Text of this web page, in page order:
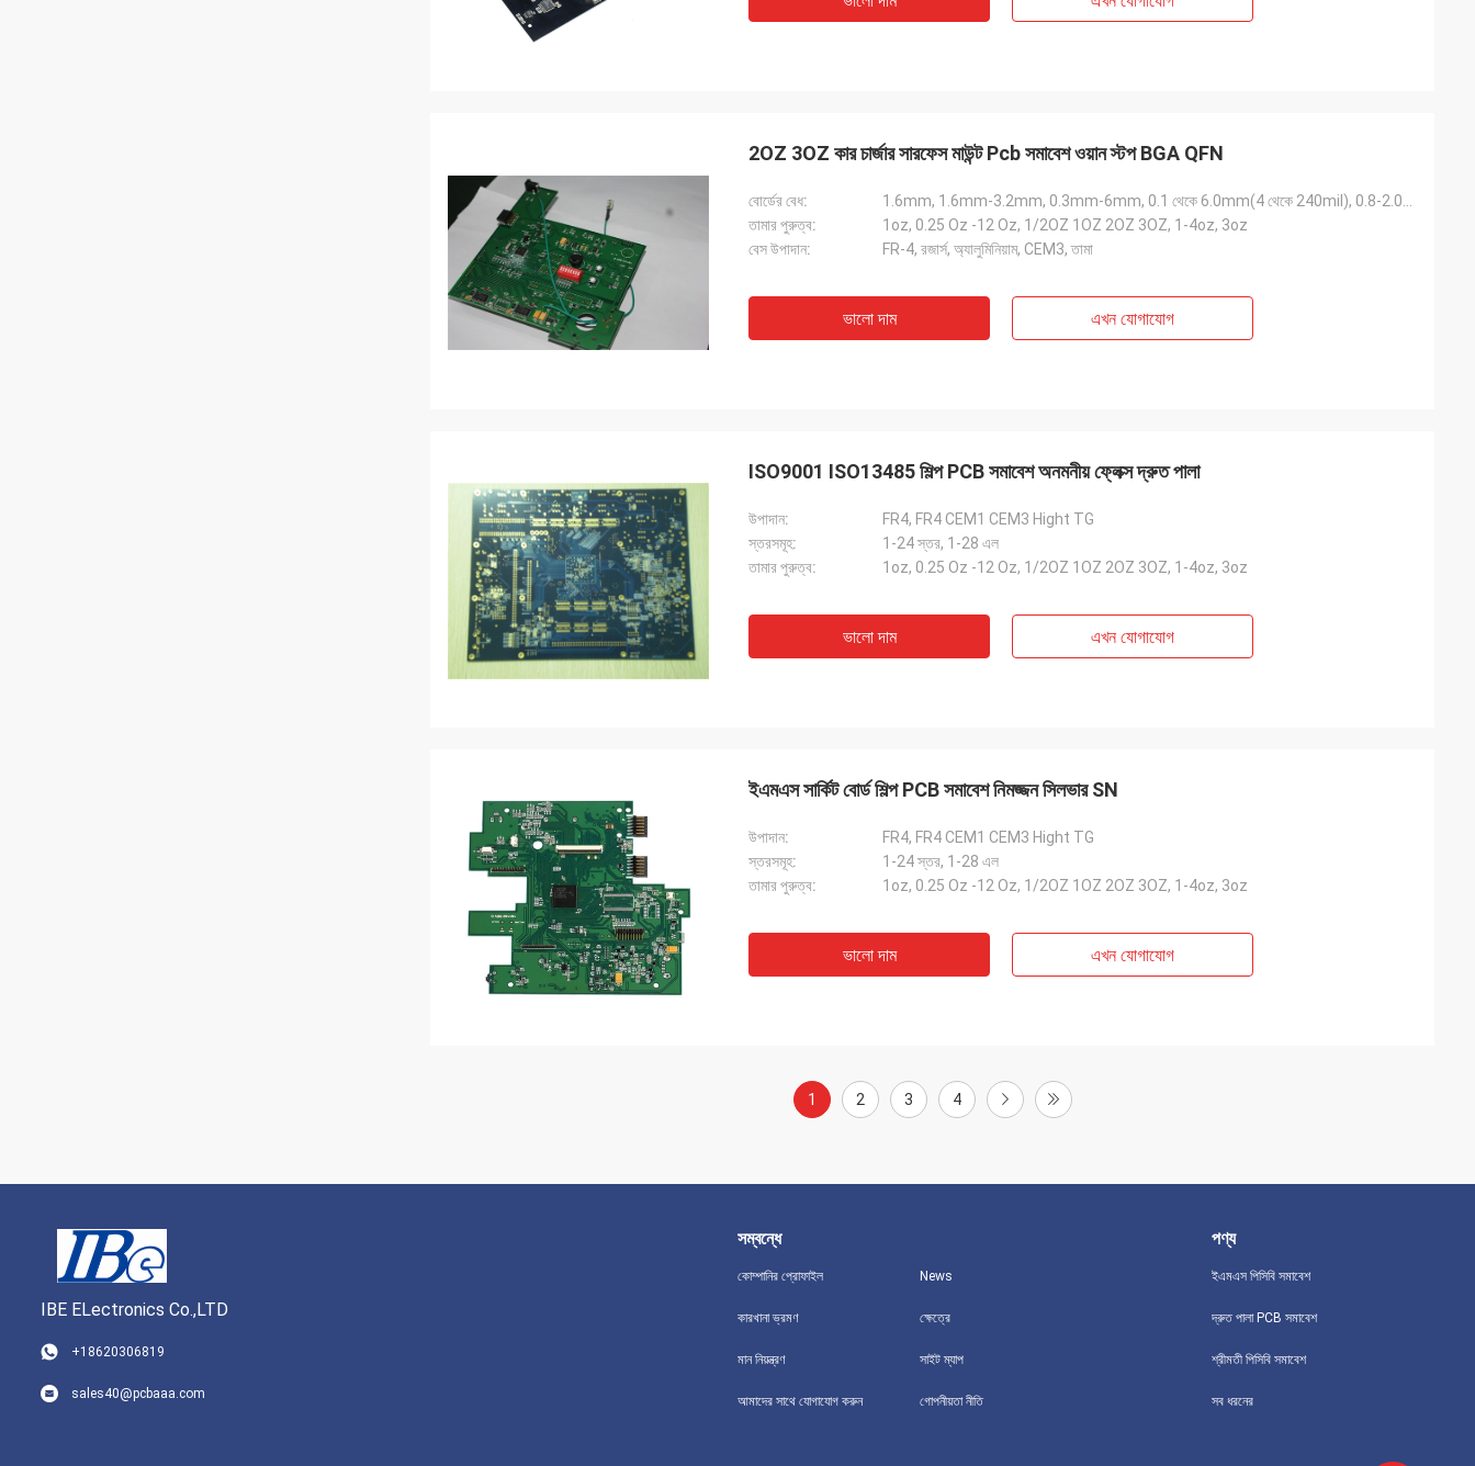
2OZ 3OZ কার চার্জার সারফেস মাউন্ট Pcb সমাবেশ ওয়ান স্টপ BGA QFN
বোর্ডের বেধ:
তামার পুরুত্ব:
1oz, 0.25 Oz -12 Oz, 1/2OZ 1OZ 2OZ 3OZ, 1-4oz, 3oz
বেস উপাদান:
FR-4, রজার্স, অ্যালুমিনিয়াম, CEM3, তামা
ভালো দাম এখন যোগাযোগ
ISO9001 ISO13485 শিল্প PCB সমাবেশ অনমনীয় ফ্লেক্স দ্রুত পালা
উপাদান:
FR4, FR4 CEM1 CEM3 Hight TG
স্তরসমূহ:
1-24 স্তর, 1-28 এল
তামার পুরুত্ব:
1oz, 0.25 Oz -12 Oz, 1/2OZ 1OZ 2OZ 3OZ, 1-4oz, 3oz
ভালো দাম এখন যোগাযোগ
ইএমএস সার্কিট বোর্ড শিল্প PCB সমাবেশ নিমজ্জন সিলভার SN
উপাদান:
FR4, FR4 CEM1 CEM3 Hight TG
স্তরসমূহ:
1-24 স্তর, 1-28 এল
তামার পুরুত্ব:
1oz, 0.25 Oz -12 Oz, 1/2OZ 1OZ 2OZ 3OZ, 1-4oz, 3oz
ভালো দাম এখন যোগাযোগ
1 2 3 4
IBE ELectronics Co.,LTD
+18620306819
sales40@pcbaaa.com
সম্বন্ধে
কোম্পানির প্রোফাইল
কারখানা ভ্রমণ
মান নিয়ন্ত্রণ
আমাদের সাথে যোগাযোগ করুন
News
ক্ষেত্রে
সাইট ম্যাপ
গোপনীয়তা নীতি
পণ্য
ইএমএস পিসিবি সমাবেশ
দ্রুত পালা PCB সমাবেশ
শ্রীমতী পিসিবি সমাবেশ
সব ধরনের